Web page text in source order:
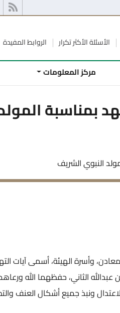
الأسئلة الأكثر تكرار الروابط المفيدة
مركز المعلومات
بمناسبة
النبوي الشريف
وأسرة الهيئة، أسمى آيات
الثاني، حفظهما الله
ونبذ جميع أشكال العنف